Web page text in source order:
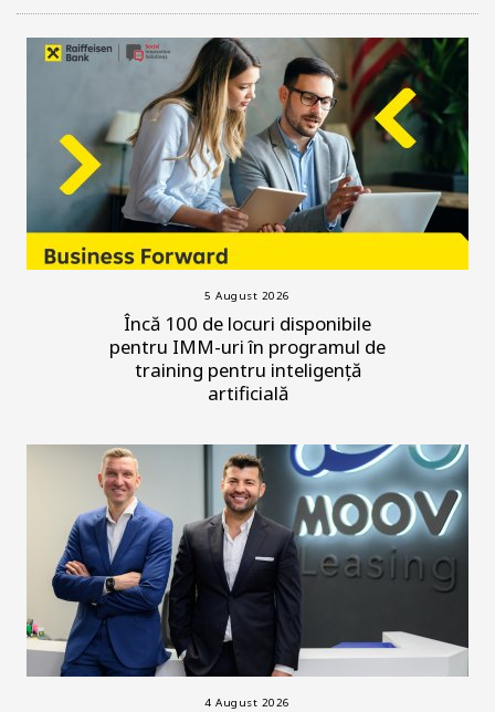
5 August 2026
Încă 100 de locuri disponibile
pentru IMM-uri în programul de
training pentru inteligență
artificială
4 August 2026